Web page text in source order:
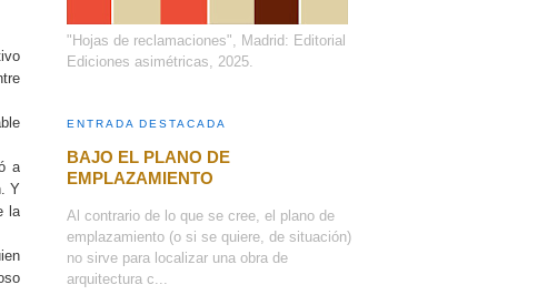
a
Y
la
"Hojas de reclamaciones", Madrid: Editorial
Ediciones asimétricas, 2025.
ENTRADA DESTACADA
BAJO EL PLANO DE
EMPLAZAMIENTO
Al contrario de lo que se cree, el plano de
emplazamiento (o si se quiere, de situación)
no sirve para localizar una obra de
arquitectura c...